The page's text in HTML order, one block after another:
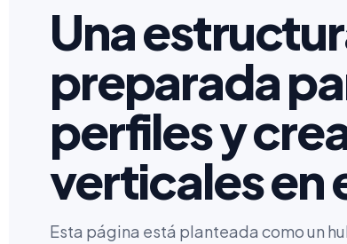
Una
preparada
perfiles y
verticales en
Esta página está planteada como un